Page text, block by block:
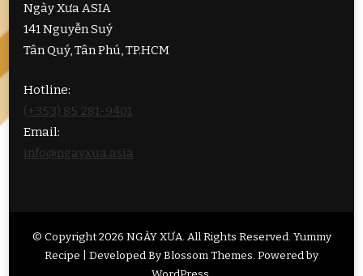
Ngày Xưa ASIA
141 Nguyễn Suý
Tân Quý, Tân Phú, TP.HCM
Hotline:
(+353) 85 281-9401
Email:
info@ngayxua.asia
© Copyright 2026 NGÀY XƯA. All Rights Reserved. Yummy
Recipe | Developed ByBlossom Themes. Powered by